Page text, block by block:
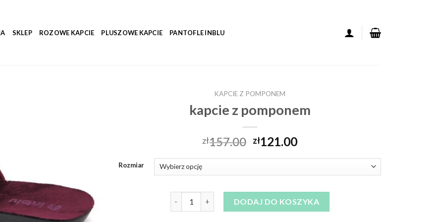
SKLEP ROZOWE KAPCIE PLUSZOWE KAPCIE PANTOFLE INBLU
KAPCIE Z POMPONEM
kapcie z pomponem
zł157.00 zł121.00
Rozmiar
DODAJ DO KOSZYKA